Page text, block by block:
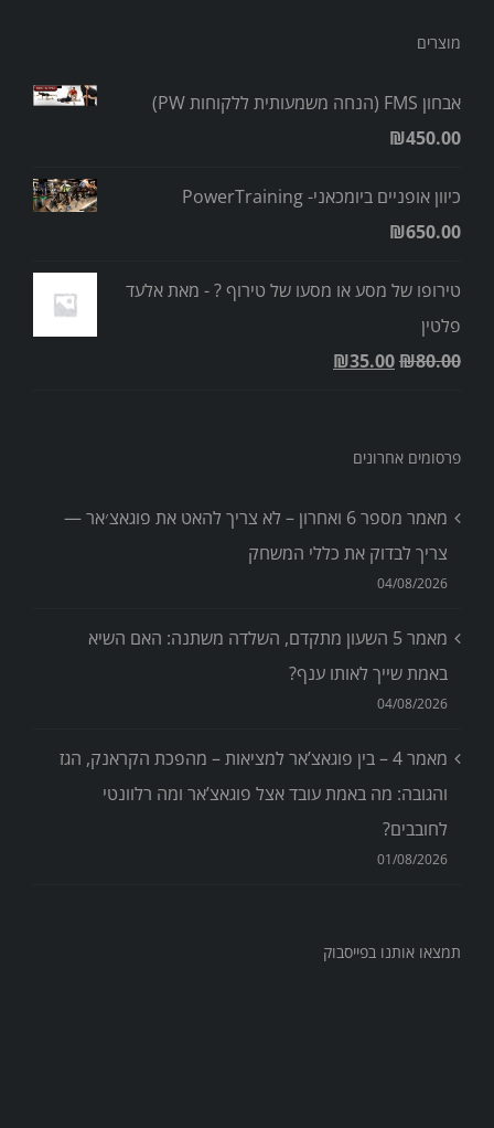
מוצרים
אבחון FMS (הנחה משמעותית ללקוחות PW)
₪450.00
כיוון אופניים ביומכאני- PowerTraining
₪650.00
טירופו של מסע או מסעו של טירוף ? - מאת אלעד
פלטין
₪80.00
₪35.00
פרסומים אחרונים
מאמר מספר 6 ואחרון – לא צריך להאט את פוגאצ׳אר —
צריך לבדוק את כללי המשחק
04/08/2026
מאמר 5 השעון מתקדם, השלדה משתנה: האם השיא
באמת שייך לאותו ענף?
04/08/2026
מאמר 4 – בין פוגאצ’אר למציאות – מהפכת הקראנק, הגז
והגובה: מה באמת עובד אצל פוגאצ’אר ומה רלוונטי
לחובבים?
01/08/2026
תמצאו אותנו בפייסבוק